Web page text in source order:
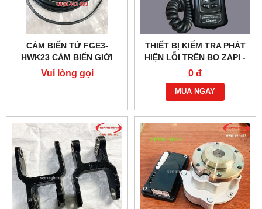
CẢM BIẾN TỪ FGE3-
HWK23 CẢM BIỂN GIỚI
HẠN KHUNG NÂNG
NOBLELIFT
Vui lòng gọi
THIẾT BỊ KIỂM TRA PHÁT
HIỆN LỖI TRÊN BO ZAPI -
XE NÂNG ĐIỆN
0 đ
MUA NGAY